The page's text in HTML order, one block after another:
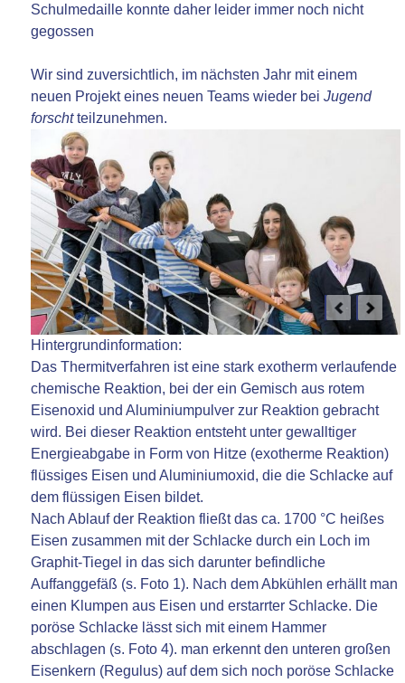
Schulmedaille konnte daher leider immer noch nicht
gegossen
Wir sind zuversichtlich, im nächsten Jahr mit einem
neuen Projekt eines neuen Teams wieder beiJugend
forschtteilzunehmen.
Hintergrundinformation:
Das Thermitverfahren ist eine stark exotherm verlaufende
chemische Reaktion, bei der ein Gemisch aus rotem
Eisenoxid und Aluminiumpulver zur Reaktion gebracht
wird. Bei dieser Reaktion entsteht unter gewalltiger
Energieabgabe in Form von Hitze (exotherme Reaktion)
flüssiges Eisen und Aluminiumoxid, die die Schlacke auf
dem flüssigen Eisen bildet.
Nach Ablauf der Reaktion fließt das ca. 1700 °C heißes
Eisen zusammen mit der Schlacke durch ein Loch im
Graphit-Tiegel in das sich darunter befindliche
Auffanggefäß (s. Foto 1). Nach dem Abkühlen erhällt man
einen Klumpen aus Eisen und erstarrter Schlacke. Die
poröse Schlacke lässt sich mit einem Hammer
abschlagen (s. Foto 4). man erkennt den unteren großen
Eisenkern (Regulus) auf dem sich noch poröse Schlacke